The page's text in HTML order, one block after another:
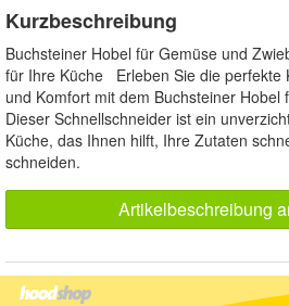
Kurzbeschreibung
Buchsteiner Hobel für Gemüse und
für Ihre Küche Erleben Sie die perfekte
und Komfort mit dem Buchsteiner Hobel
Dieser Schnellschneider ist ein
Küche, das Ihnen hilft, Ihre Zutaten
schneiden.
Artikelbeschreibung